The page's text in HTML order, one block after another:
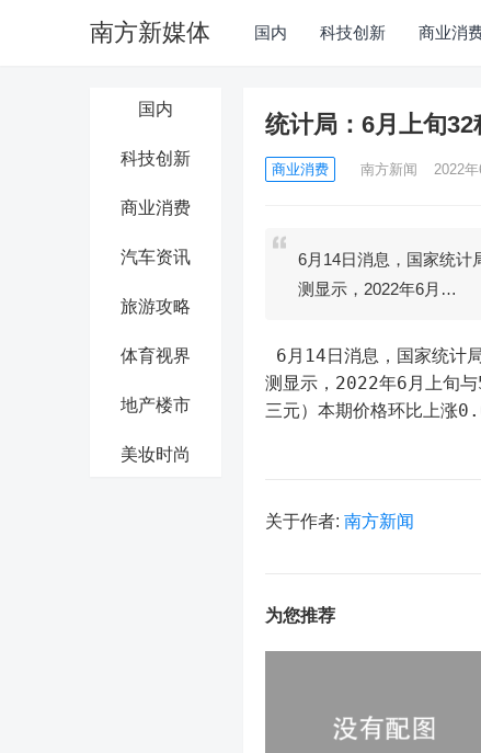
南方新媒体 国内 科技创新 商业消
国内
科技创新
商业消费
汽车资讯
旅游攻略
体育视界
地产楼市
美妆时尚
统计局：6月上旬
商业消费 南方新闻 2022
6月14日消息，国家统计
测显示，2022年6月…
测显示，2022年6月上旬
三元）本期价格环比上涨
关于作者: 南方新闻
为您推荐